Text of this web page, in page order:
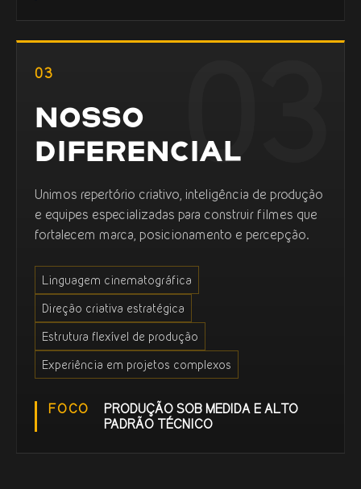
03
NOSSO
DIFERENCIAL
Unimos repertório criativo, inteligência de produção
e equipes especializadas para construir filmes que
fortalecem marca, posicionamento e percepção.
Linguagem cinematográfica
Direção criativa estratégica
Estrutura flexível de produção
Experiência em projetos complexos
FOCO
PRODUÇÃO SOB MEDIDA E ALTO
PADRÃO TÉCNICO